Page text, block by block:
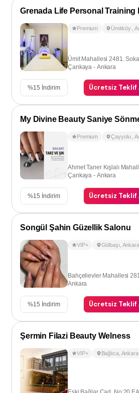
Premium Ümitköy ,
Ümit Mahallesi 2481.
Çankaya - Ankara
%15 İndirim Ücretsiz Teklif
My Divine Beauty Saniye
Premium Çayyolu ,
Ahmet Taner Kışlalı
Çankaya - Ankara
%15 İndirim Ücretsiz Teklif
Songül Şahin Güzellik Salonu
VIP+ Gölbaşı Ankara
Bahçelievler Mahallesi
Ankara
%15 İndirim Ücretsiz Teklif
Şermin Filazi Beauty Welness
VIP+ Bağlıca, Ankara